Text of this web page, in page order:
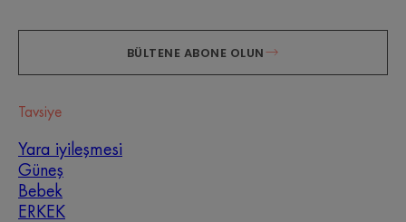
BÜLTENE ABONE OLUN
Tavsiye
Yara iyileşmesi
Güneş
Bebek
ERKEK